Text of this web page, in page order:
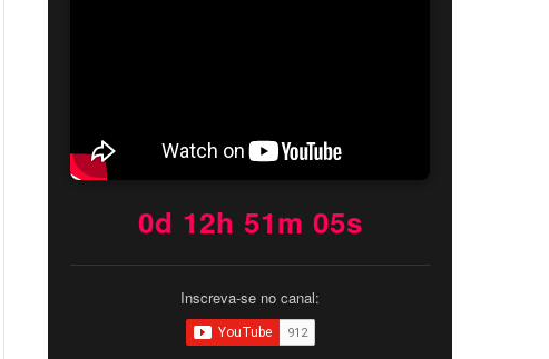
0d 12h 51m 04s
Inscreva-se no canal: